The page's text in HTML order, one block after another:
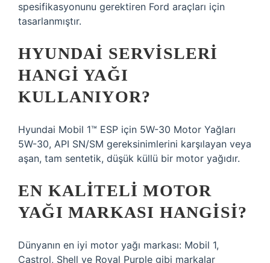
spesifikasyonunu gerektiren Ford araçları için
tasarlanmıştır.
HYUNDAI SERVISLERI
HANGI YAĞI
KULLANIYOR?
Hyundai Mobil 1™ ESP için 5W-30 Motor Yağları
5W-30, API SN/SM gereksinimlerini karşılayan veya
aşan, tam sentetik, düşük küllü bir motor yağıdır.
EN KALITELI MOTOR
YAĞI MARKASI HANGISI?
Dünyanın en iyi motor yağı markası: Mobil 1,
Castrol, Shell ve Royal Purple gibi markalar